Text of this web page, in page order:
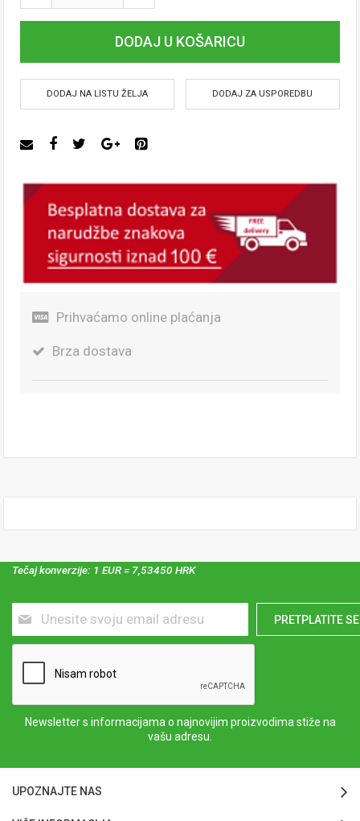
DODAJ U KOŠARICU
DODAJ NA LISTU ŽELJA DODAJ ZA USPOREDBU
Prihvaćamo online plaćanja
Brza dostava
Tečaj konverzije: 1 EUR = 7,53450 HRK
Prijavite
se
PRETPLATITE SE
Newsletter s informacijama o najnovijim proizvodima stiže na
vašu adresu.
UPOZNAJTE NAS